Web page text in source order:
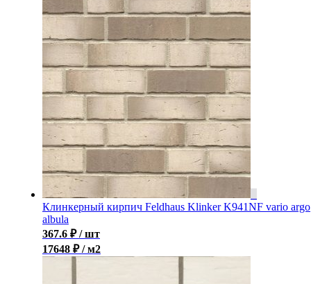
Клинкерный кирпич Feldhaus Klinker K941NF vario argo
albula
367.6 ₽ / шт
17648 ₽ / м2